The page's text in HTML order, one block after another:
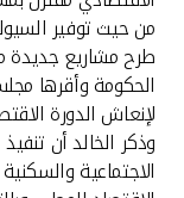
مصر
المملكة
مملكة
من حيث توفير
طرح مشاريع جديدة
الحكومة وأقرها
لإنعاش الدورة
وذكر الخالد أن
الاجتماعية